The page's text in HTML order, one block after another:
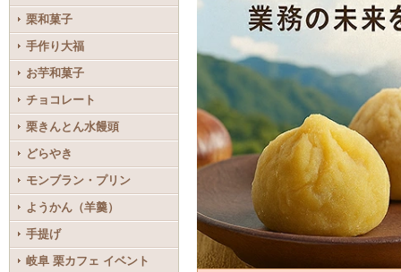
栗和菓子
手作り大福
お芋和菓子
チョコレート
栗きんとん水饅頭
どらやき
モンブラン・プリン
ようかん（羊羹）
手提げ
岐阜 栗カフェ イベント